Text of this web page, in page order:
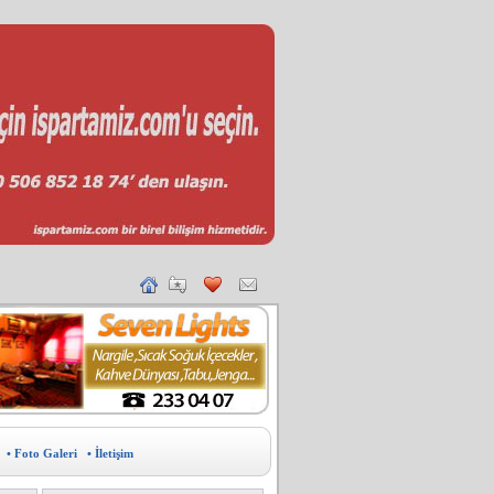
• Foto Galeri • İletişim